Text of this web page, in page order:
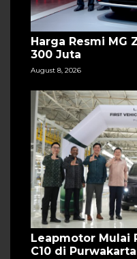
Harga Resmi MG
300 Juta
August 8, 2026
Leapmotor Mulai
C10 di Purwakarta